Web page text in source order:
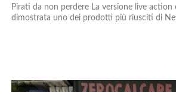
Pirati da non perdere La versione live action
dimostrata uno dei prodotti più riusciti di